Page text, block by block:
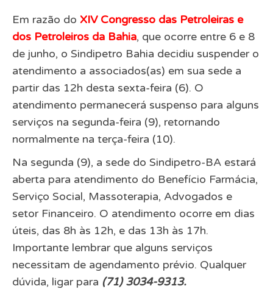
Em razão doXIV Congresso das Petroleiras e
dos Petroleiros da Bahia, que ocorre entre 6 e 8
de junho, o Sindipetro Bahia decidiu suspender o
atendimento a associados(as) em sua sede a
partir das 12h desta sexta-feira (6). O
atendimento permanecerá suspenso para alguns
serviços na segunda-feira (9), retornando
normalmente na terça-feira (10).
Na segunda (9), a sede do Sindipetro-BA estará
aberta para atendimento do Benefício Farmácia,
Serviço Social, Massoterapia, Advogados e
setor Financeiro. O atendimento ocorre em dias
úteis, das 8h às 12h, e das 13h às 17h.
Importante lembrar que alguns serviços
necessitam de agendamento prévio. Qualquer
dúvida, ligar para (71) 3034-9313.